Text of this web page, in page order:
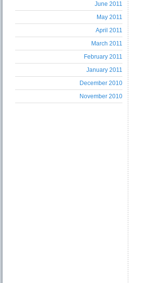
June 2011
May 2011
April 2011
March 2011
February 2011
January 2011
December 2010
November 2010